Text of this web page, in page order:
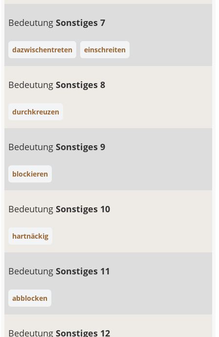
BedeutungSonstiges 7
dazwischentreten einschreiten
BedeutungSonstiges 8
durchkreuzen
BedeutungSonstiges 9
blockieren
BedeutungSonstiges 10
hartnäckig
BedeutungSonstiges 11
abblocken
BedeutungSonstiges 12